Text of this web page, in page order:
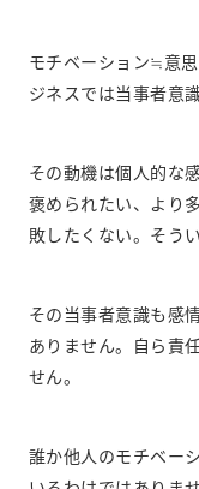
モチベーション≒意
ジネスでは当事者意
その動機は個人的な
褒められたい、より
敗したくない。そう
その当事者意識も感
ありません。自ら責
せん。
誰か他人のモチベー